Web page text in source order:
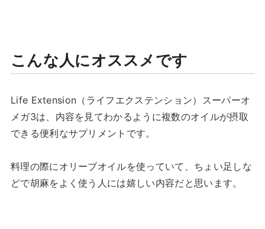
こんな人にオススメです
Life Extension（ライフエクステンション）スーパーオ
メガ3は、内容を見てわかるように複数のオイルが摂取
できる便利なサプリメントです。
料理の際にオリーブオイルを使っていて、ちょい足しな
どで胡麻をよく使う人には嬉しい内容だと思います。